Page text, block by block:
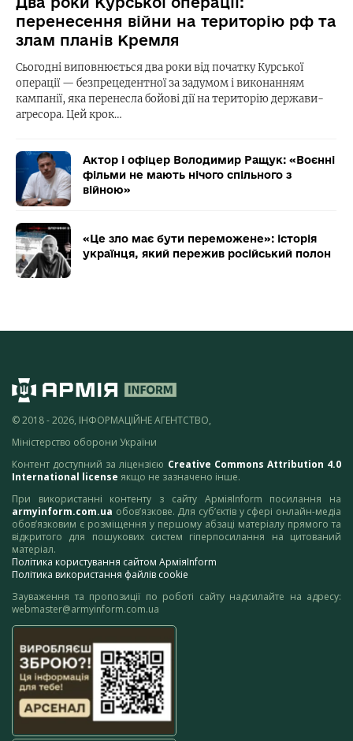
перенесення війни на територію рф та
злам планів Кремля
Сьогодні виповнюється два роки від початку Курської
операції — безпрецедентної за задумом і виконанням
кампанії, яка перенесла бойові дії на територію держави-
агресора. Цей крок…
Актор і офіцер Володимир Ращук: «Воєнні
фільми не мають нічого спільного з
війною»
«Це зло має бути переможене»: історія
українця, який пережив російський полон
© 2018 - 2026, ІНФОРМАЦІЙНЕ АГЕНТСТВО,
Міністерство оборони України
Контент доступний за ліцензією Creative Commons Attribution 4.0
International license якщо не зазначено інше.
При використанні контенту з сайту АрміяInform посилання на
armyinform.com.ua обов’язкове. Для суб’єктів у сфері онлайн-медіа
обов’язковим є розміщення у першому абзаці матеріалу прямого та
відкритого для пошукових систем гіперпосилання на цитований
матеріал.
Політика користування сайтом АрміяInform
Політика використання файлів cookie
Зауваження та пропозиції по роботі сайту надсилайте на адресу:
webmaster@armyinform.com.ua